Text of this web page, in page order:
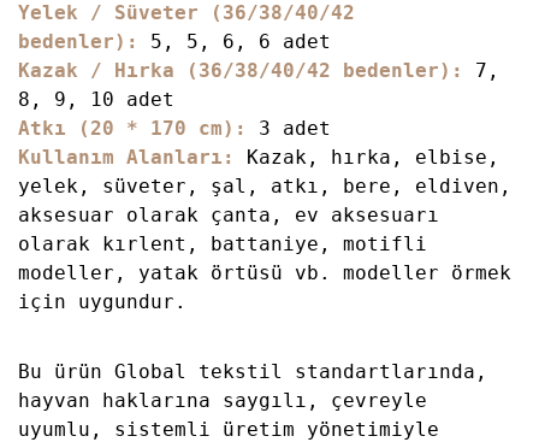
Yelek / Süveter (36/38/40/42
bedenler) :
5, 5, 6, 6 adet
Kazak / Hırka (36/38/40/42 bedenler):
7,
8, 9, 10 adet
Atkı (20 * 170 cm):
3 adet
Kullanım Alanları:
Kazak, hırka, elbise,
yelek, süveter, şal, atkı, bere, eldiven,
aksesuar olarak çanta, ev aksesuarı
olarak kırlent, battaniye, motifli
modeller, yatak örtüsü vb. modeller örmek
için uygundur.
Bu ürün Global tekstil standartlarında,
hayvan haklarına saygılı, çevreyle
uyumlu, sistemli üretim yönetimiyle